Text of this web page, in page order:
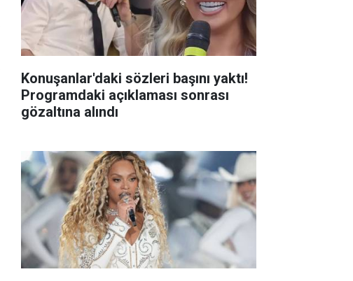
Konuşanlar'daki sözleri başını yaktı!
Programdaki açıklaması sonrası
gözaltına alındı